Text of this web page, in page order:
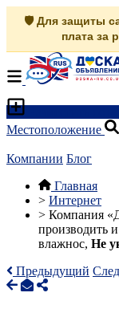
🛡️ Для защиты
плата за
Местоположение
Компании Блог
Главная
> Интернет
> Компания
производить
влажнос, Не
Предыдущий